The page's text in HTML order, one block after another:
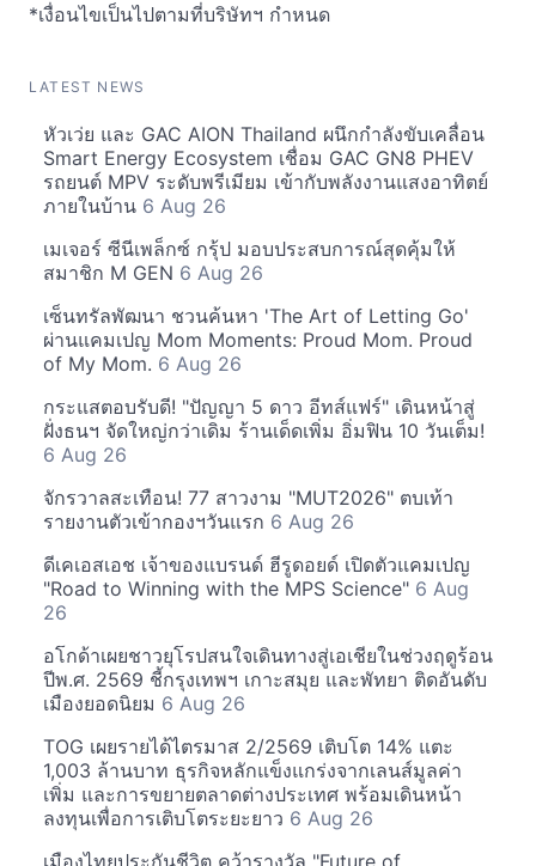
*เงื่อนไขเป็นไปตามที่บริษัทฯ กำหนด
LATEST NEWS
หัวเว่ย และ GAC AION Thailand ผนึกกำลังขับเคลื่อน
Smart Energy Ecosystem เชื่อม GAC GN8 PHEV
รถยนต์ MPV ระดับพรีเมียม เข้ากับพลังงานแสงอาทิตย์
ภายในบ้าน 6 Aug 26
เมเจอร์ ซีนีเพล็กซ์ กรุ้ป มอบประสบการณ์สุดคุ้มให้
สมาชิก M GEN 6 Aug 26
เซ็นทรัลพัฒนา ชวนค้นหา 'The Art of Letting Go'
ผ่านแคมเปญ Mom Moments: Proud Mom. Proud
of My Mom. 6 Aug 26
กระแสตอบรับดี! "ปัญญา 5 ดาว อีทส์แฟร์" เดินหน้าสู่
ฝั่งธนฯ จัดใหญ่กว่าเดิม ร้านเด็ดเพิ่ม อิ่มฟิน 10 วันเต็ม!
6 Aug 26
จักรวาลสะเทือน! 77 สาวงาม "MUT2026" ตบเท้า
รายงานตัวเข้ากองฯวันแรก 6 Aug 26
ดีเคเอสเอช เจ้าของแบรนด์ ฮีรูดอยด์ เปิดตัวแคมเปญ
"Road to Winning with the MPS Science" 6 Aug
26
อโกด้าเผยชาวยุโรปสนใจเดินทางสู่เอเชียในช่วงฤดูร้อน
ปีพ.ศ. 2569 ชี้กรุงเทพฯ เกาะสมุย และพัทยา ติดอันดับ
เมืองยอดนิยม 6 Aug 26
TOG เผยรายได้ไตรมาส 2/2569 เติบโต 14% แตะ
1,003 ล้านบาท ธุรกิจหลักแข็งแกร่งจากเลนส์มูลค่า
เพิ่ม และการขยายตลาดต่างประเทศ พร้อมเดินหน้า
ลงทุนเพื่อการเติบโตระยะยาว 6 Aug 26
เมืองไทยประกันชีวิต คว้ารางวัล "Future of